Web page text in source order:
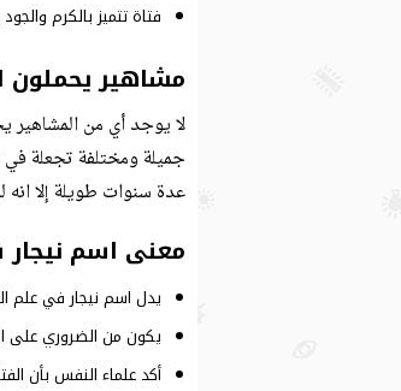
فتاة تتميز بالكرم
مشاهير يحملون
لا يوجد أي من المشاهير
جميلة ومختلفة تجعلة
عدة سنوات طويلة إلا انه
معنى اسم
يدل اسم نيجار في علم
يكون من الضروري على
أكد علماء النفس بأن